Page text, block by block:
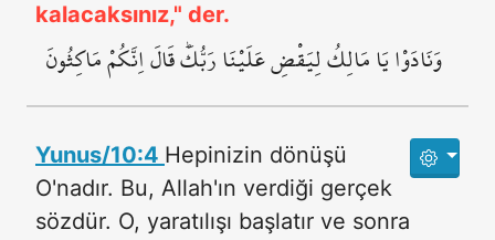
kalacaksınız," der.
وَنَادَوْا يَا مَالِكُ لِيَقْضِ عَلَيْنَا رَبُّكَۜ قَالَ اِنَّكُمْ مَاكِثُونَ
Yunus/10:4 Hepinizin dönüşü
O'nadır. Bu, Allah'ın verdiği gerçek
sözdür. O, yaratılışı başlatır ve sonra